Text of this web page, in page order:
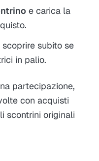
e carica la
scoprire subito se
in palio.
partecipazione,
con acquisti
scontrini originali